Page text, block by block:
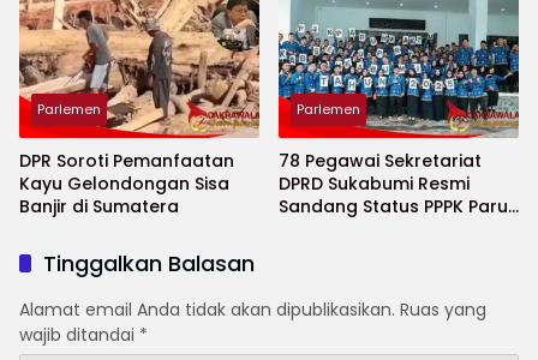
Parlemen
DPR Soroti Pemanfaatan
Kayu Gelondongan Sisa
Banjir di Sumatera
Parlemen
78 Pegawai Sekretariat
DPRD Sukabumi Resmi
Sandang Status PPPK Paruh
Tinggalkan Balasan
Alamat email Anda tidak akan dipublikasikan. Ruas yang
wajib ditandai *